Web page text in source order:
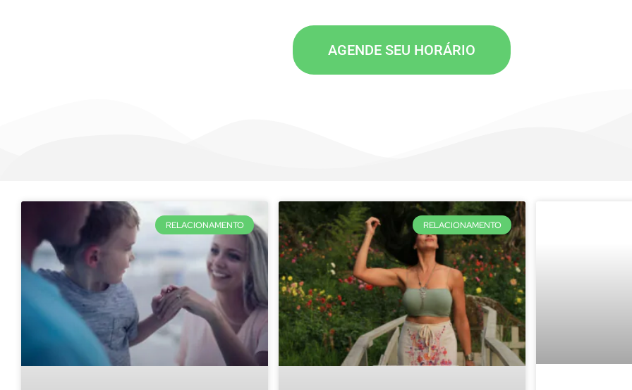
AGENDE SEU HORÁRIO
RELACIONAMENTO RELACIONAMENTO